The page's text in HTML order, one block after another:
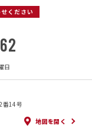
ください
日
番14号
地図を開く